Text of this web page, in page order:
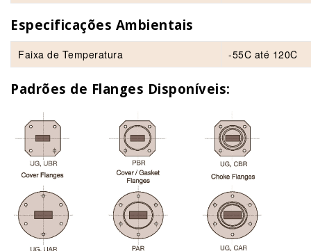
Especificações Ambientais
Faixa de Temperatura -55C até 120C
Padrões de Flanges Disponíveis: